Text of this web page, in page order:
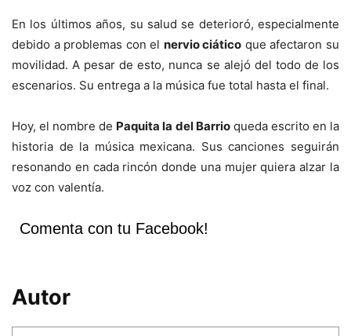
En los últimos años, su salud se deterioró, especialmente
debido a problemas con el nervio ciático que afectaron su
movilidad. A pesar de esto, nunca se alejó del todo de los
escenarios. Su entrega a la música fue total hasta el final.
Hoy, el nombre de Paquita la del Barrioqueda escrito en la
historia de la música mexicana. Sus canciones seguirán
resonando en cada rincón donde una mujer quiera alzar la
voz con valentía.
Comenta con tu Facebook!
Autor